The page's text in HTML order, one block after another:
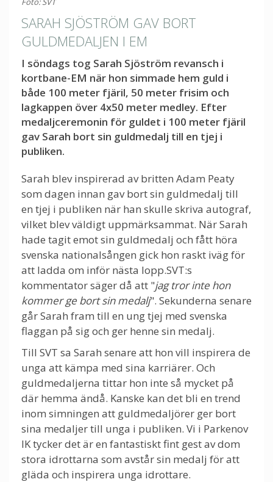
SARAH SJÖSTRÖM GAV BORT
GULDMEDALJEN I EM
I söndags tog Sarah Sjöström revansch i
kortbane-EM när hon simmade hem guld i
både 100 meter fjäril, 50 meter frisim och
lagkappen över 4x50 meter medley. Efter
medaljceremonin för guldet i 100 meter fjäril
gav Sarah bort sin guldmedalj till en tjej i
publiken.
Sarah blev inspirerad av britten Adam Peaty
som dagen innan gav bort sin guldmedalj till
en tjej i publiken när han skulle skriva autograf,
vilket blev väldigt uppmärksammat. När Sarah
hade tagit emot sin guldmedalj och fått höra
svenska nationalsången gick hon raskt iväg för
att ladda om inför nästa lopp.SVT:s
kommentator säger då att "jag tror inte hon
kommer ge bort sin medalj". Sekunderna senare
går Sarah fram till en ung tjej med svenska
flaggan på sig och ger henne sin medalj.
Till SVT sa Sarah senare att hon vill inspirera de
unga att kämpa med sina karriärer. Och
guldmedaljerna tittar hon inte så mycket på
där hemma ändå. Kanske kan det bli en trend
inom simningen att guldmedaljörer ger bort
sina medaljer till unga i publiken. Vi i Parkenov
IK tycker det är en fantastiskt fint gest av dom
stora idrottarna som avstår sin medalj för att
gläda och inspirera unga idrottare.